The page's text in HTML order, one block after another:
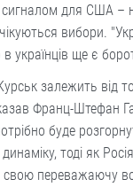
для США –
вибори.
українців ще є
залежить від
Франц-Штефан
буде
тоді як
свою переважаючу